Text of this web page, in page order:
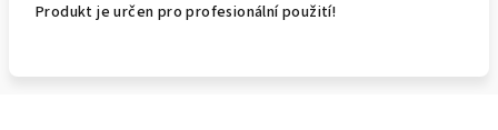
Produkt je určen pro profesionální použití!